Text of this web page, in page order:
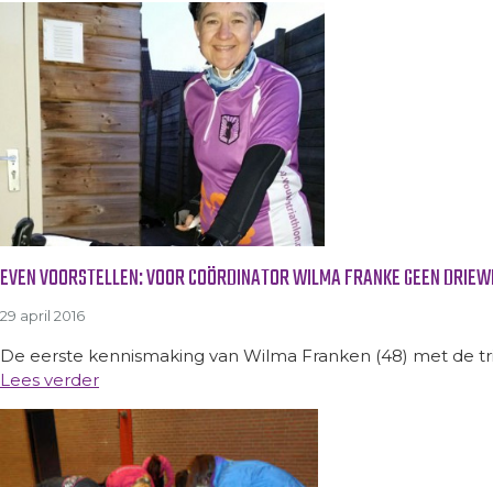
EVEN VOORSTELLEN: VOOR COÖRDINATOR WILMA FRANKE GEEN
29 april 2016
De eerste kennismaking van Wilma Franken (48) met de
Lees verder